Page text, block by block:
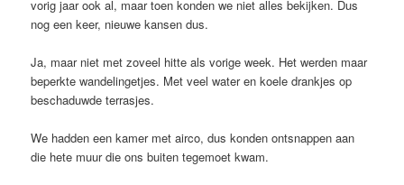
vorig jaar ook al, maar toen konden we niet alles bekijken. Dus
nog een keer, nieuwe kansen dus.
Ja, maar niet met zoveel hitte als vorige week. Het werden maar
beperkte wandelingetjes. Met veel water en koele drankjes op
beschaduwde terrasjes.
We hadden een kamer met airco, dus konden ontsnappen aan
die hete muur die ons buiten tegemoet kwam.